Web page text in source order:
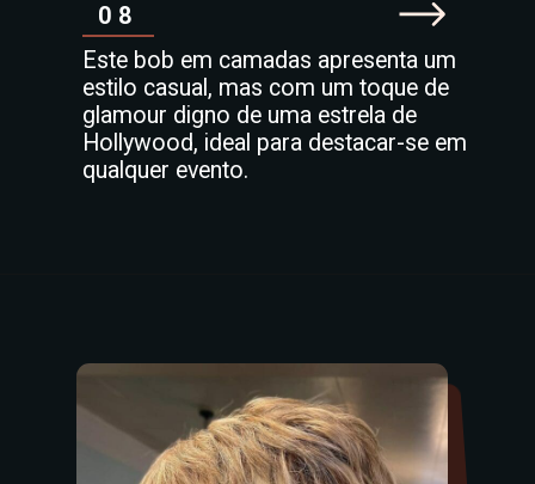
08
Este bob em camadas apresenta um
estilo casual, mas com um toque de
glamour digno de uma estrela de
Hollywood, ideal para destacar-se em
qualquer evento.